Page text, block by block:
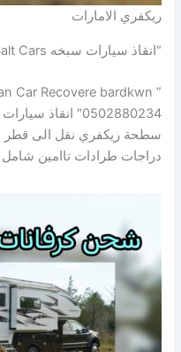
ريكفري الامارات
“انقاذ سيارات سبخه Saving Salt Cars في ابوظبي “
0502880234″
سطحة ريكفري نقل الى قطر
دراجات طرادات تاامين